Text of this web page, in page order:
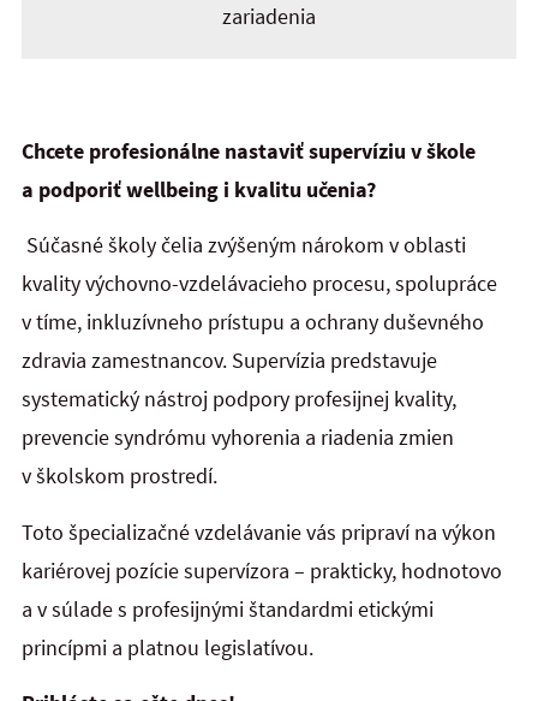
zariadenia
Chcete profesionálne nastaviť supervíziu v škole
a podporiť wellbeing i kvalitu učenia?
Súčasné školy čelia zvýšeným nárokom v oblasti
kvality výchovno-vzdelávacieho procesu, spolupráce
v tíme, inkluzívneho prístupu a ochrany duševného
zdravia zamestnancov. Supervízia predstavuje
systematický nástroj podpory profesijnej kvality,
prevencie syndrómu vyhorenia a riadenia zmien
v školskom prostredí.
Toto špecializačné vzdelávanie vás pripraví na výkon
kariérovej pozície supervízora – prakticky, hodnotovo
a v súlade s profesijnými štandardmi etickými
princípmi a platnou legislatívou.